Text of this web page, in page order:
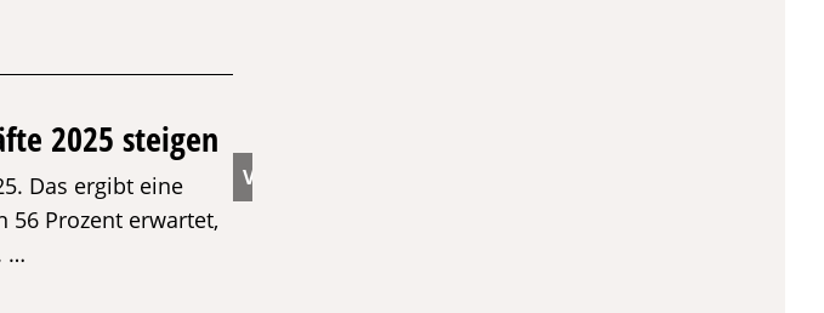
2025 steigen
Das ergibt eine
56 Prozent erwartet,
…